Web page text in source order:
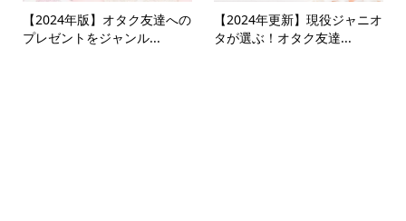
【2024年版】オタク友達への
プレゼントをジャンル...
【2024年更新】現役ジャニオ
タが選ぶ！オタク友達...